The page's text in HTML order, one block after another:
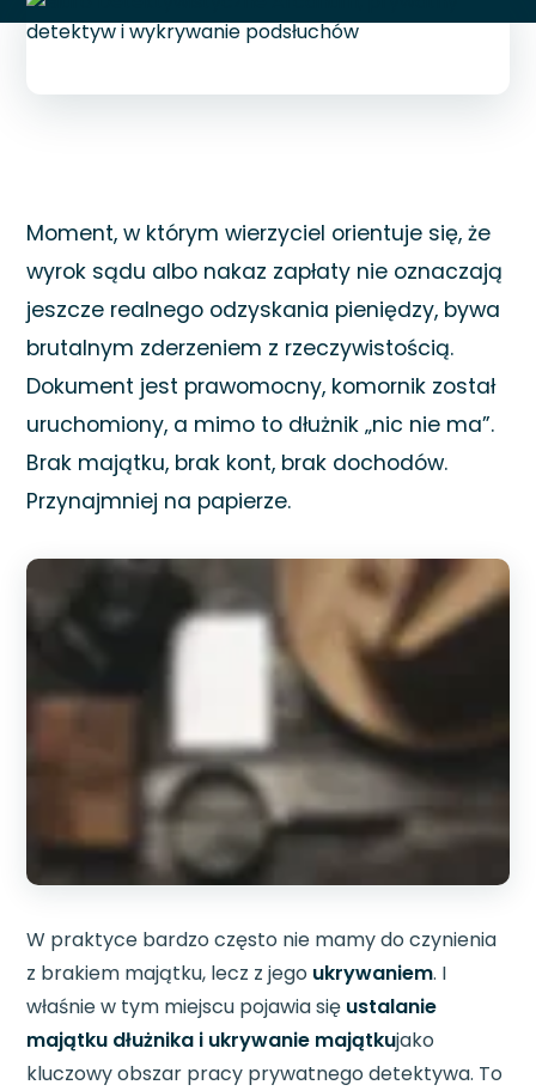
Moment, w którym wierzyciel orientuje się, że
wyrok sądu albo nakaz zapłaty nie oznaczają
jeszcze realnego odzyskania pieniędzy, bywa
brutalnym zderzeniem z rzeczywistością.
Dokument jest prawomocny, komornik został
uruchomiony, a mimo to dłużnik „nic nie ma”.
Brak majątku, brak kont, brak dochodów.
Przynajmniej na papierze.
W praktyce bardzo często nie mamy do czynienia
z brakiem majątku, lecz z jego ukrywaniem. I
właśnie w tym miejscu pojawia się ustalanie
majątku dłużnika i ukrywanie majątkujako
kluczowy obszar pracy prywatnego detektywa. To